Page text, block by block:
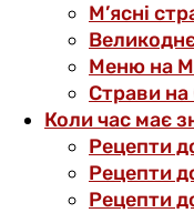
М’ясні
Меню на
Страви на
Коли час має
Рецепти
Рецепти
Рецепти